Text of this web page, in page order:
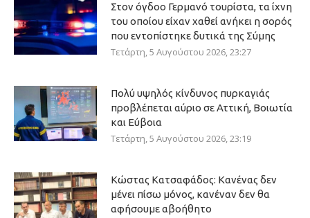
Στον όγδοο Γερμανό τουρίστα, τα ίχνη
του οποίου είχαν χαθεί ανήκει η σορός
που εντοπίστηκε δυτικά της Σύμης
Τετάρτη, 5 Αυγούστου 2026, 23:27
Πολύ υψηλός κίνδυνος πυρκαγιάς
προβλέπεται αύριο σε Αττική, Βοιωτία
και Εύβοια
Τετάρτη, 5 Αυγούστου 2026, 23:19
Κώστας Κατσαφάδος: Κανένας δεν
μένει πίσω μόνος, κανέναν δεν θα
αφήσουμε αβοήθητο